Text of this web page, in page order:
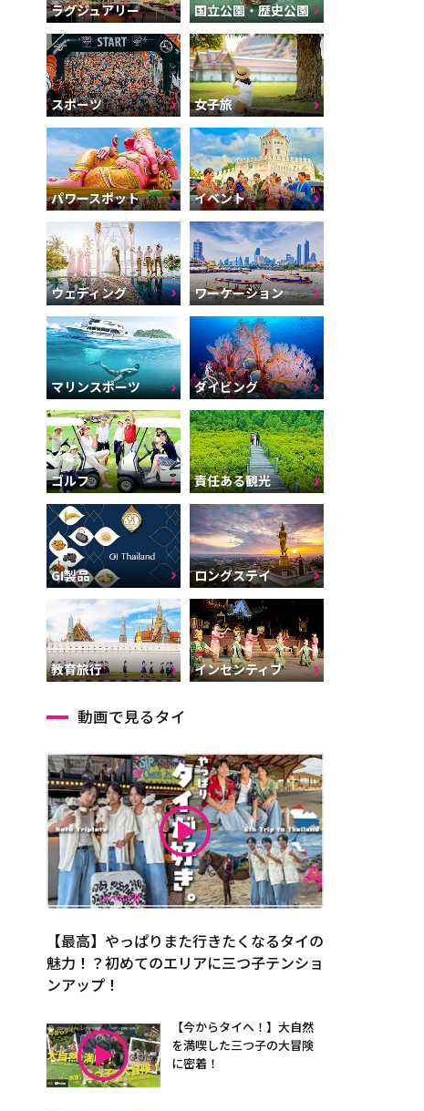
ラグジュアリー 国立公園・歴史公園
スポーツ 女子旅
パワースポット イベント
ウェディング ワーケーション
マリンスポーツ ダイビング
ゴルフ 責任ある観光
GI製品 ロングステイ
教育旅行 インセンティブ
動画で見るタイ
【最高】やっぱりまた行きたくなるタイの
魅力！？初めてのエリアに三つ子テンショ
ンアップ！
【今からタイへ！】大自然
を満喫した三つ子の大冒険
に密着！